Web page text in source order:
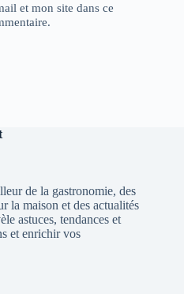
et mon site dans ce
de la gastronomie, des
la maison et des actualités
astuces, tendances et
et enrichir vos